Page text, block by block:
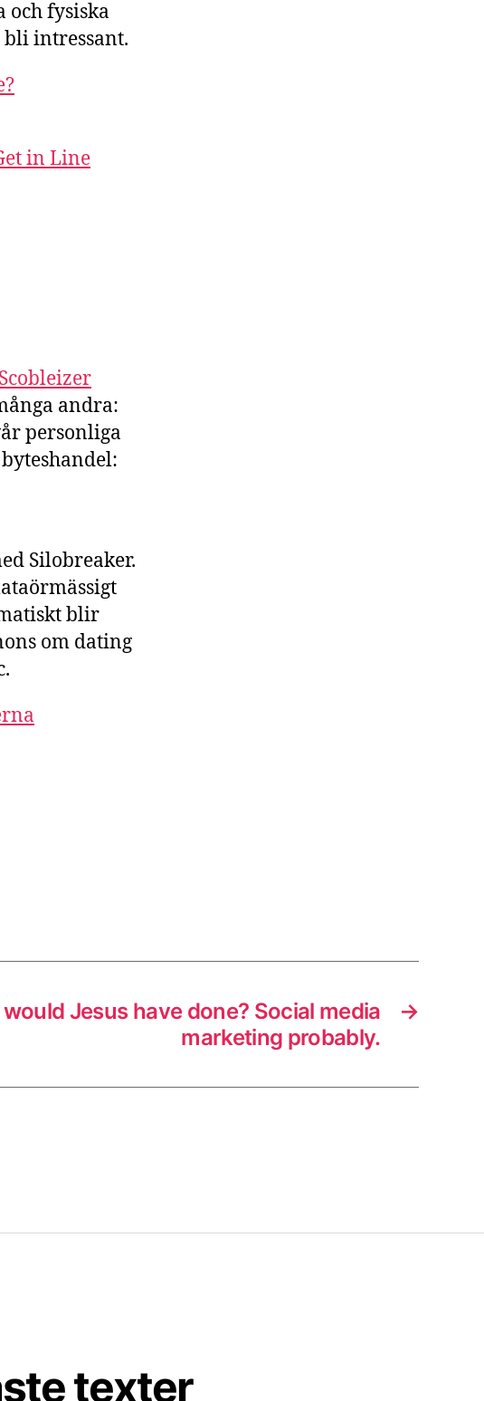
och fysiska
intressant.
in Line
andra:
personliga
Silobreaker.
blir
om dating
→
Jesus have done? Social media
marketing probably.
texter